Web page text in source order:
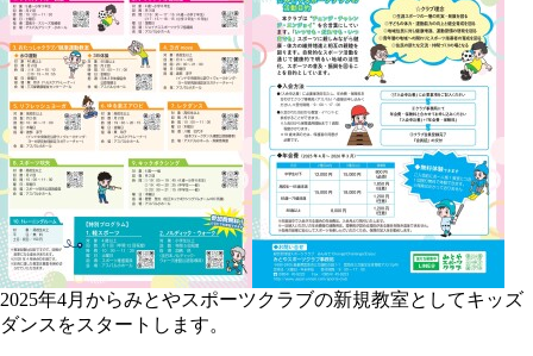
2025年4月からみとやスポーツクラブの新規教室としてキッズ
ダンスをスタートします。